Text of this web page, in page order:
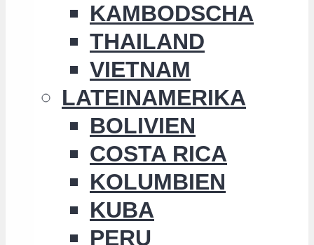
KAMBODSCHA
THAILAND
VIETNAM
LATEINAMERIKA
BOLIVIEN
COSTA RICA
KOLUMBIEN
KUBA
PERU